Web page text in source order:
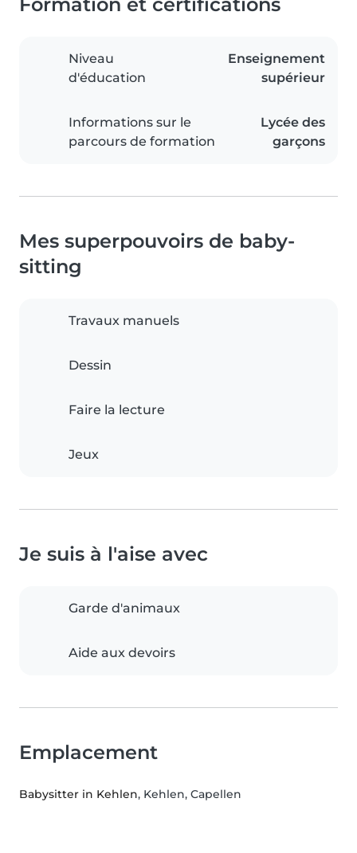
Niveau
d'éducation
Enseignement
supérieur
Informations sur le
parcours de formation
Lycée des
garçons
Mes superpouvoirs de baby-
sitting
Travaux manuels
Dessin
Faire la lecture
Jeux
Je suis à l'aise avec
Garde d'animaux
Aide aux devoirs
Emplacement
Babysitter in Kehlen, Kehlen, Capellen